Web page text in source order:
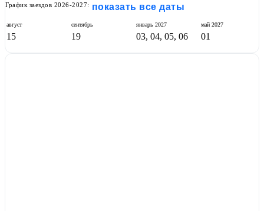
График заездов 2026-2027: показать все даты
август
15
сентябрь
19
январь 2027
03, 04, 05, 06
май 2027
01